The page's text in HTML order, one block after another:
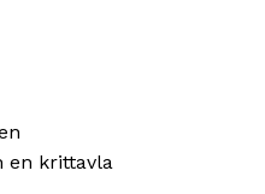
en krittavla